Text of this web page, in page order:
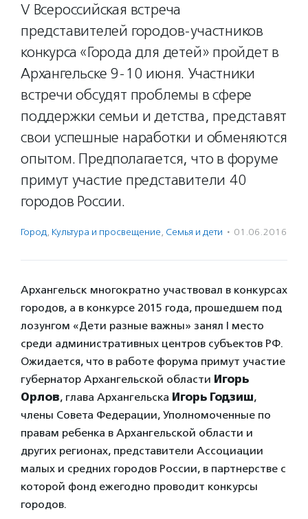
V Всероссийская встреча
представителей городов-участников
конкурса «Города для детей» пройдет в
Архангельске 9-10 июня. Участники
встречи обсудят проблемы в сфере
поддержки семьи и детства, представят
свои успешные наработки и обменяются
опытом. Предполагается, что в форуме
примут участие представители 40
городов России.
Город, Культура и просвещение, Семья и дети · 01.06.2016
Архангельск многократно участвовал в конкурсах
городов, а в конкурсе 2015 года, прошедшем под
лозунгом «Дети разные важны» занял I место
среди административных центров субъектов РФ.
Ожидается, что в работе форума примут участие
губернатор Архангельской области Игорь
Орлов, глава Архангельска Игорь Годзиш,
члены Совета Федерации, Уполномоченные по
правам ребенка в Архангельской области и
других регионах, представители Ассоциации
малых и средних городов России, в партнерстве с
которой фонд ежегодно проводит конкурсы
городов.